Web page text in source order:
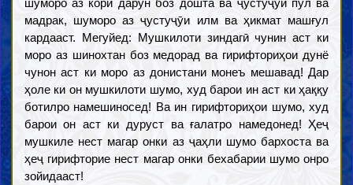
шуморо аз кори дарун боз дошта ва ҷустуҷӯи пул ва
мадрак, шуморо аз ҷустуҷӯи илм ва ҳикмат машғул
кардааст. Мегуйед: Мушкилоти зиндагӣ чунин аст ки
моро аз шинохтан боз медорад ва гирифториҳои дунё
чунон аст ки моро аз донистани монеъ мешавад! Дар
ҳоле ки он мушкилоти шумо, худ барои ин аст ки ҳаққу
ботилро намешиносед! Ва ин гирифториҳои шумо, худ
барои он аст ки дуруст ва ғалатро намедонед! Ҳеҷ
мушкиле нест магар онки аз ҷаҳли шумо бархоста ва
ҳеҷ гирифторие нест магар онки бехабарии шумо онро
зойидааст!